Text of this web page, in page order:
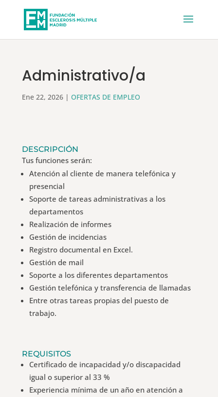
Administrativo/a
Ene 22, 2026| OFERTAS DE EMPLEO
DESCRIPCIÓN
Tus funciones serán:
Atención al cliente de manera telefónica y
presencial
Soporte de tareas administrativas a los
departamentos
Realización de informes
Gestión de incidencias
Registro documental en Excel.
Gestión de mail
Soporte a los diferentes departamentos
Gestión telefónica y transferencia de llamadas
Entre otras tareas propias del puesto de
trabajo.
REQUISITOS
Certificado de incapacidad y/o discapacidad
igual o superior al 33 %
Experiencia mínima de un año en atención a